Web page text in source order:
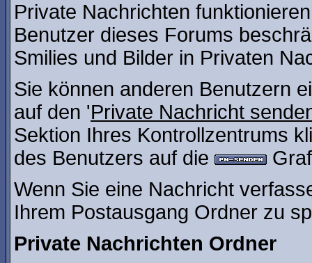
Private Nachrichten
Benutzer dieses Forums
Smilies und Bilder in Privaten
Sie können anderen Benutzern
auf den 'Private Nachricht
Sektion Ihres Kontrollzentrums
des Benutzers auf die
Wenn Sie eine Nachricht
Ihrem Postausgang Ordner zu
Private Nachrichten Ordner